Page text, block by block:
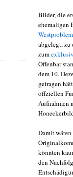
Bilder, die
ehemaligen
Westproblem
abgelegt, zu
zum
Offenbar
dem 10.
getragen
offziellen
Aufnahmen
Damit
könnten
den